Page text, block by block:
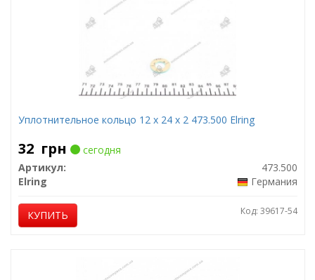
Уплотнительное кольцо 12 x 24 x 2 473.500 Elring
32 грн
сегодня
Артикул:
473.500
Elring
Германия
КУПИТЬ Код: 39617-54